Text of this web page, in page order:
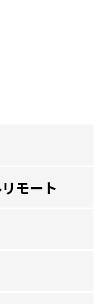
モート